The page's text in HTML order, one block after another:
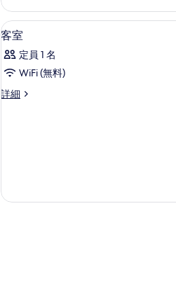
表
示
す
る
用
2
部
屋
禁
煙
の
セ
ル
ル
ム
女
用
細
客
室
の
べ
を
2
客室
定員 1 名
WiFi (無料)
詳細
客